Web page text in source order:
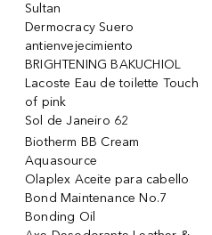
Sultan
Dermocracy Suero
antienvejecimiento
BRIGHTENING BAKUCHIOL
Lacoste Eau de toilette Touch
of pink
Sol de Janeiro 62
Biotherm BB Cream
Aquasource
Olaplex Aceite para cabello
Bond Maintenance No.7
Bonding Oil